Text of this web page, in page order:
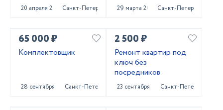
20 апреля 2023 Санкт-Петербург 29 марта 2023 Санкт-Петербург
65 000 ₽
Комплектовщик
28 сентября 2022Санкт-Петербург
2 500 ₽
Ремонт квартир под
ключ без
посредников
23 сентября 2022Санкт-Петербург